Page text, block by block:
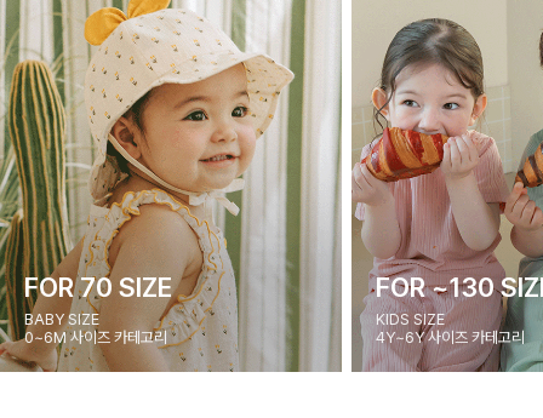
FOR 70 SIZE
BABY SIZE
0~6M 사이즈 카테고리
FOR ~130
KIDS SIZE
4Y~6Y 사이즈 카테고리